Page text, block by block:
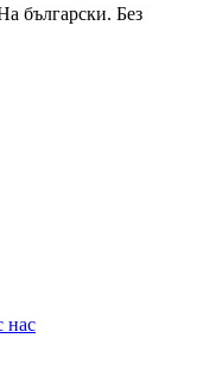
български. Без
нас